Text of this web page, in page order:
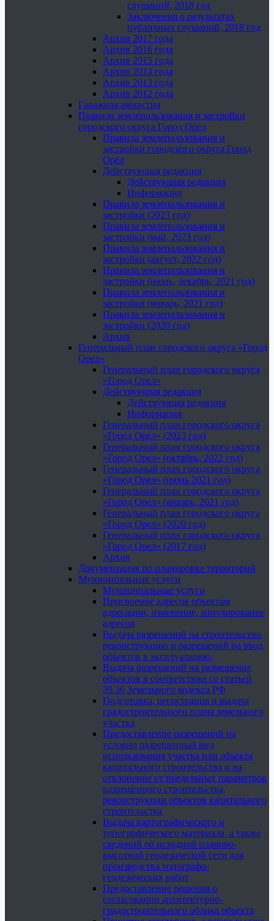
слушаний, 2018 год
Заключения о результатах
публичных слушаний, 2018 год
Архив 2017 года
Архив 2016 года
Архив 2015 года
Архив 2014 года
Архив 2013 года
Архив 2012 года
Гаражная амнистия
Правила землепользования и застройки
городского округа Город Орёл
Правила землепользования и
застройки городского округа Город
Орёл
Действующая редакция
Действующая редакция
Информация
Правила землепользования и
застройки (2023 год)
Правила землепользования и
застройки (май, 2023 год)
Правила землепользования и
застройки (август, 2022 год)
Правила землепользования и
застройки (июнь, декабрь, 2021 год)
Правила землепользования и
застройки (январь, 2021 год)
Правила землепользования и
застройки (2020 год)
Архив
Генеральный план городского округа «Город
Орел»
Генеральный план городского округа
«Город Орел»
Действующая редакция
Действующая редакция
Информация
Генеральный план городского округа
«Город Орел» (2023 год)
Генеральный план городского округа
«Город Орел» (октябрь, 2022 год)
Генеральный план городского округа
«Город Орел» (июнь 2021 год)
Генеральный план городского округа
«Город Орел» (январь, 2021 год)
Генеральный план городского округа
«Город Орел» (2020 год)
Генеральный план городского округа
«Город Орел» (2017 год)
Архив
Документация по планировке территорий
Муниципальные услуги
Муниципальные услуги
Присвоение адресов объектам
адресации, изменение, аннулирование
адресов
Выдача разрешений на строительство,
реконструкцию и разрешений на ввод
объектов в эксплуатацию.
Выдача разрешений на размещение
объектов в соответствии со статьей
39.36 Земельного кодекса РФ
Подготовка, регистрация и выдача
градостроительного плана земельного
участка
Предоставление разрешений на
условно разрешенный вид
использования участка или объекта
капитального строительства и на
отклонение от предельных параметров
разрешенного строительства,
реконструкции объектов капитального
строительства
Выдача картографического и
топографического материала, а также
сведений об исходной планово-
высотной геодезической сети для
производства топографо-
геодезических работ
Предоставление решения о
согласовании архитектурно-
градостроительного облика объекта